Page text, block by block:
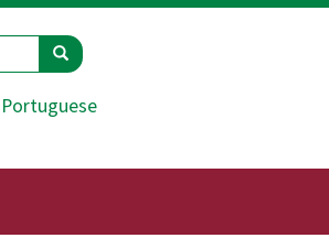
Rechercher
Portuguese